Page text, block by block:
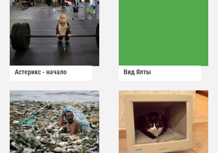
Астерикс - начало Вид Ялты